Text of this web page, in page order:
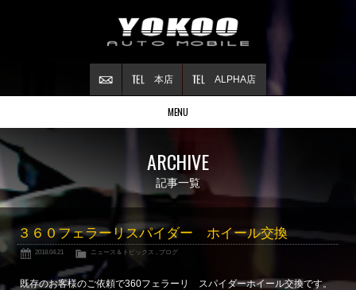
ALPHA店
本店
MENU
Stock list
在庫情報
Contract
ご成約情報
About NSX
NSXについて
Reflesh Plan
カスタム例
ARCHIVE
記事一覧
３６０フェラーリスパイダー ホイール交換
2018.04.21 ニュース＆トピックス , ブログ
既存のお客様のご依頼で360フェラーリ スパイダーホイール交換です。